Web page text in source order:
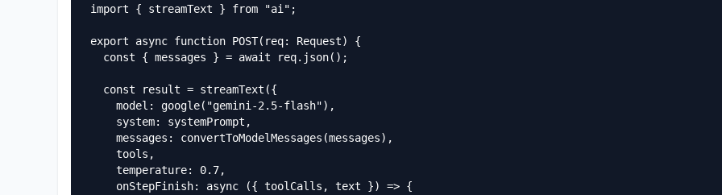
import { streamText } from "ai";
export async function POST(req: Request) {
  const { messages } = await req.json();
  const result = streamText({
    model: google("gemini-2.5-flash"),
    system: systemPrompt,
    messages: convertToModelMessages(messages),
    tools,
    temperature: 0.7,
    onStepFinish: async ({ toolCalls, text }) => {